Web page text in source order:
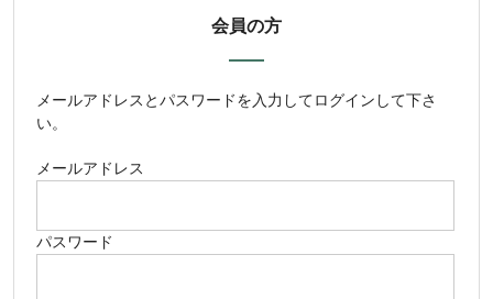
会員の方
メールアドレス とパスワードを入力してログインして下さ
い。
メールアドレス
パスワード